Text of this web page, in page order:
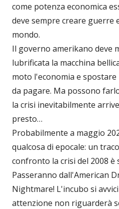
come potenza economica
deve sempre creare guerre
mondo.
Il governo amerikano deve
lubrificata la macchina
moto l'economia e
da pagare. Ma possono
la crisi inevitabilmente
presto…
Probabilmente a maggio
qualcosa di epocale: un
confronto la crisi del 2008 è
Passeranno dall'American
Nightmare! L'incubo si
attenzione non riguarderà